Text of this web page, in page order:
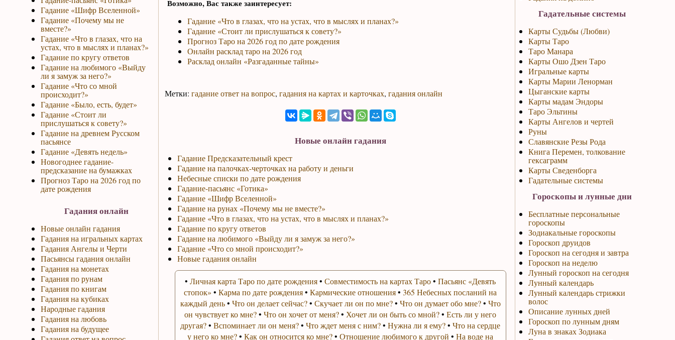
Гадание «Шифр Вселенной»
Гадание «Почему мы не
вместе?»
Гадание «Что в глазах, что на
устах, что в мыслях и планах?»
Гадание по кругу ответов
Гадание на любимого «Выйду
ли я замуж за него?»
Гадание «Что со мной
происходит?»
Гадание «Было, есть, будет»
Гадание «Стоит ли
прислушаться к совету?»
Гадание на древнем Русском
пасьянсе
Гадание «Девять недель»
Новогоднее гадание-
предсказание на бумажках
Прогноз Таро на 2026 год по
дате рождения
Гадания онлайн
Новые онлайн гадания
Гадания на игральных картах
Гадания Ангелы и Черти
Пасьянсы гадания онлайн
Гадания на монетах
Гадания по рунам
Гадания по книгам
Гадания на кубиках
Народные гадания
Гадания на любовь
Гадания на будущее
Возможно, Вас также заинтересует:
Гадание «Что в глазах, что на устах, что в мыслях и планах?»
Гадание «Стоит ли прислушаться к совету?»
Прогноз Таро на 2026 год по дате рождения
Онлайн расклад таро на 2026 год
Расклад онлайн «Разгаданные тайны»
Метки: гадание ответ на вопрос, гадания на картах и карточках, гадания онлайн
Новые онлайн гадания
Гадание Предсказательный крест
Гадание на палочках-черточках на работу и деньги
Небесные списки по дате рождения
Гадание-пасьянс «Готика»
Гадание «Шифр Вселенной»
Гадание на рунах «Почему мы не вместе?»
Гадание «Что в глазах, что на устах, что в мыслях и планах?»
Гадание по кругу ответов
Гадание на любимого «Выйду ли я замуж за него?»
Гадание «Что со мной происходит?»
Новые гадания онлайн
• Личная карта Таро по дате рождения• Совместимость на картах Таро• Пасьянс «Девять
стопок» • Карма по дате рождения• Кармические отношения• 365 Небесных посланий на
каждый день• Что он делает сейчас?• Скучает ли он по мне?• Что он думает обо мне?• Что
он чувствует ко мне?• Что он хочет от меня?• Хочет ли он быть со мной?• Есть ли у него
другая?• Вспоминает ли он меня?• Что ждет меня с ним?• Нужна ли я ему?• Что на сердце
у него ко мне?• Как он относится ко мне?• Отношение любимого к другой • На воде на
Гадательные системы
Карты Судьбы (Любви)
Карты Таро
Таро Манара
Карты Ошо Дзен Таро
Игральные карты
Карты Марии Ленорман
Цыганские карты
Карты мадам Эндоры
Таро Эльтины
Карты Ангелов и чертей
Руны
Славянские Резы Рода
Книга Перемен, толкование
гексаграмм
Карты Сведенборга
Гадательные системы
Гороскопы и лунные дни
Бесплатные персональные
гороскопы
Зодиакальные гороскопы
Гороскоп друидов
Гороскоп на сегодня и завтра
Гороскоп на неделю
Лунный гороскоп на сегодня
Лунный календарь
Лунный календарь стрижки
волос
Описание лунных дней
Гороскоп по лунным дням
Луна в знаках Зодиака